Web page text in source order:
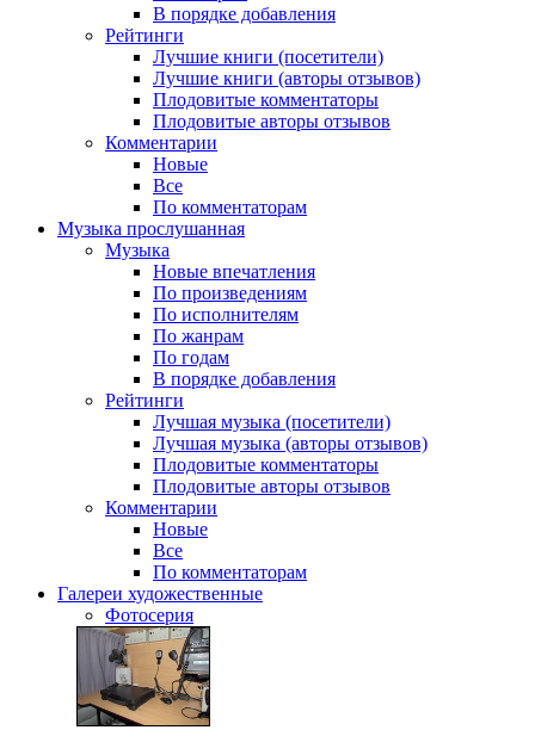
В порядке добавления
Рейтинги
Лучшие книги (посетители)
Лучшие книги (авторы отзывов)
Плодовитые комментаторы
Плодовитые авторы отзывов
Комментарии
Новые
Все
По комментаторам
Музыка прослушанная
Музыка
Новые впечатления
По произведениям
По исполнителям
По жанрам
По годам
В порядке добавления
Рейтинги
Лучшая музыка (посетители)
Лучшая музыка (авторы отзывов)
Плодовитые комментаторы
Плодовитые авторы отзывов
Комментарии
Новые
Все
По комментаторам
Галереи художественные
Фотосерия